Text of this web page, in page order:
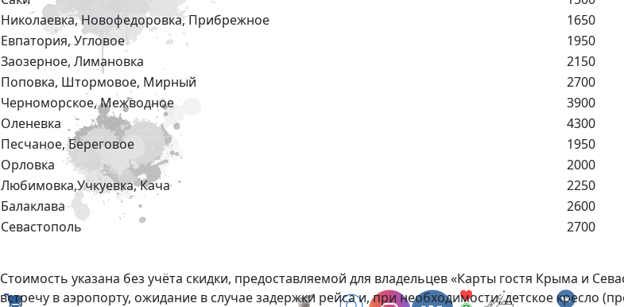
Николаевка, Новофедоровка, Прибрежное
1650
Евпатория, Угловое
1950
Заозерное, Лимановка
2150
Поповка, Штормовое, Мирный
2700
Черноморское, Межводное
3900
Оленевка
4300
Песчаное, Береговое
1950
Орловка
2000
Любимовка,Учкуевка, Кача
2250
Балаклава
2600
Севастополь
2700
Стоимость указана без учёта скидки, предоставляемой для владельцев «Карты гостя Крыма и
встречу в аэропорту, ожидание в случае задержки рейса и, при необходимости, детское кресло